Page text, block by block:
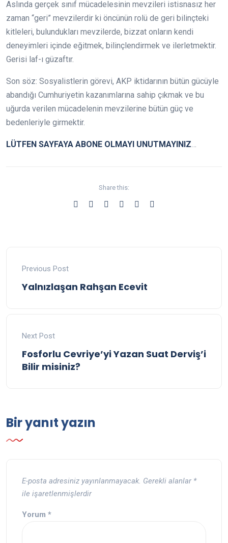
Aslında gerçek sınıf mücadelesinin mevzileri istisnasız her
zaman “geri” mevzilerdir ki öncünün rolü de geri bilinçteki
kitleleri, bulundukları mevzilerde, bizzat onların kendi
deneyimleri içinde eğitmek, bilinçlendirmek ve ilerletmektir.
Gerisi laf-ı güzaftır.
Son söz: Sosyalistlerin görevi, AKP iktidarının bütün gücüyle
abandığı Cumhuriyetin kazanımlarına sahip çıkmak ve bu
uğurda verilen mücadelenin mevzilerine bütün güç ve
bedenleriyle girmektir.
LÜTFEN SAYFAYA ABONE OLMAYI UNUTMAYINIZ…
Share this:
Previous Post
Yalnızlaşan Rahşan Ecevit
Next Post
Fosforlu Cevriye’yi Yazan Suat Derviş’i
Bilir misiniz?
Bir yanıt yazın
E-posta adresiniz yayınlanmayacak. Gerekli alanlar *
ile işaretlenmişlerdir
Yorum *